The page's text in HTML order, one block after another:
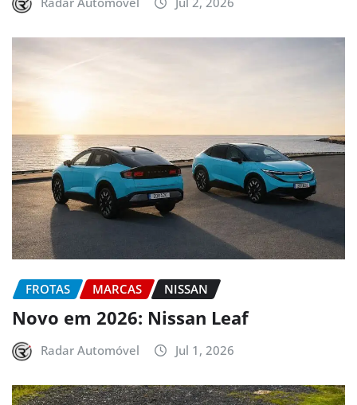
FROTAS MARCAS NISSAN
Novo em 2026: Nissan Leaf
Radar Automóvel Jul 1, 2026